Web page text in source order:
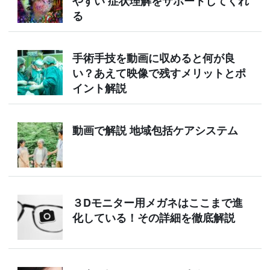
る
手術手技を動画に収めると何が良
い？あえて映像で残すメリットとポ
イント解説
動画で解説 地域包括ケアシステム
３Dモニター用メガネはここまで進
化している！その詳細を徹底解説